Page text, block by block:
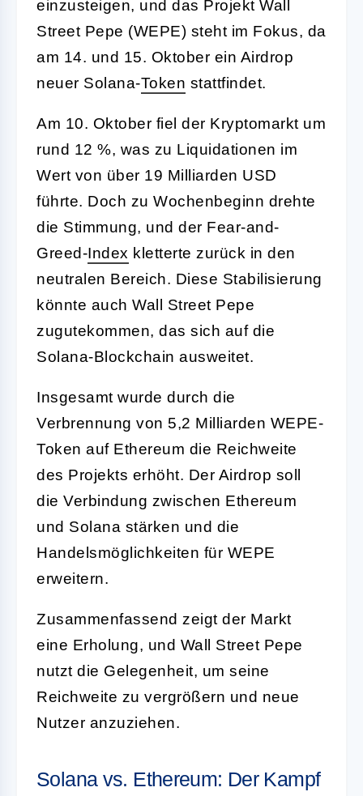
einzusteigen, und das Projekt Wall
Street Pepe (WEPE) steht im Fokus, da
am 14. und 15. Oktober ein Airdrop
neuer Solana-Token stattfindet.
Am 10. Oktober fiel der Kryptomarkt um
rund 12 %, was zu Liquidationen im
Wert von über 19 Milliarden USD
führte. Doch zu Wochenbeginn drehte
die Stimmung, und der Fear-and-
Greed-Index kletterte zurück in den
neutralen Bereich. Diese Stabilisierung
könnte auch Wall Street Pepe
zugutekommen, das sich auf die
Solana-Blockchain ausweitet.
Insgesamt wurde durch die
Verbrennung von 5,2 Milliarden WEPE-
Token auf Ethereum die Reichweite
des Projekts erhöht. Der Airdrop soll
die Verbindung zwischen Ethereum
und Solana stärken und die
Handelsmöglichkeiten für WEPE
erweitern.
Zusammenfassend zeigt der Markt
eine Erholung, und Wall Street Pepe
nutzt die Gelegenheit, um seine
Reichweite zu vergrößern und neue
Nutzer anzuziehen.
Solana vs. Ethereum: Der Kampf